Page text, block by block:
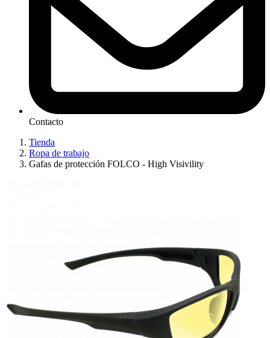
Contacto
Tienda
Ropa de trabajo
Gafas de protección FOLCO - High Visivility